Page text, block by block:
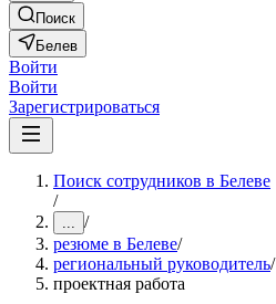
Поиск
Белев
Войти
Войти
Зарегистрироваться
Поиск сотрудников в Белеве
/
... /
резюме в Белеве/
региональный руководитель/
проектная работа